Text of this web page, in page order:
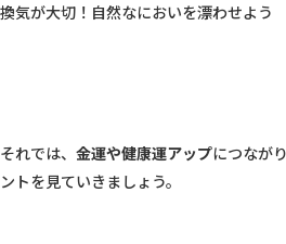
換気が大切！自然なにおいを漂わせよう
それでは、 金運や健康運アップにつなが
ントを見ていきましょう。